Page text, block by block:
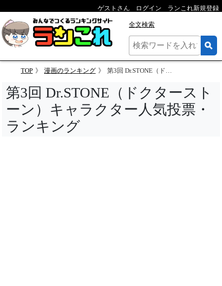
ゲストさん ログイン ランこれ新規登録
全文検索
TOP 漫画のランキング 第3回 Dr.STONE（ドクターストーン）キャラクター人気投票
第3回 Dr.STONE（ドクタースト
ーン）キャラクター人気投票・
ランキング